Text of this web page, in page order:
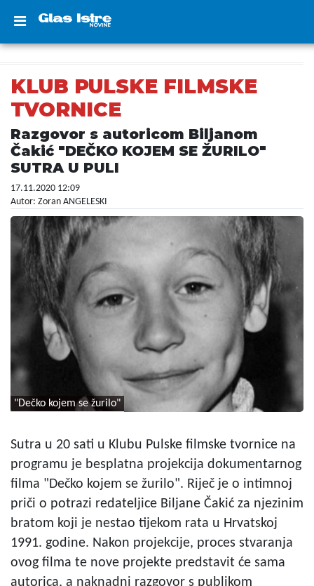
KLUB PULSKE FILMSKE
TVORNICE
Razgovor s autoricom Biljanom
Čakić "DEČKO KOJEM SE ŽURILO"
SUTRA U PULI
17.11.2020 12:09
Autor: Zoran ANGELESKI
"Dečko kojem se žurilo"
Sutra u 20 sati u Klubu Pulske filmske tvornice na
programu je besplatna projekcija dokumentarnog
filma "Dečko kojem se žurilo". Riječ je o intimnoj
priči o potrazi redateljice Biljane Čakić za njezinim
bratom koji je nestao tijekom rata u Hrvatskoj
1991. godine. Nakon projekcije, proces stvaranja
ovog filma te nove projekte predstavit će sama
autorica, a naknadni razgovor s publikom